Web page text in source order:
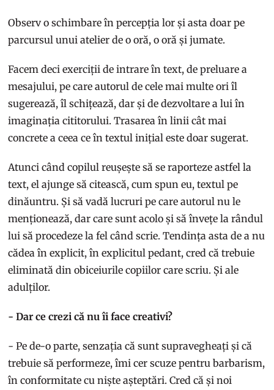
Observ o schimbare în percepția lor și asta doar pe
parcursul unui atelier de o oră, o oră și jumate.
Facem deci exerciții de intrare în text, de preluare a
mesajului, pe care autorul de cele mai multe ori îl
sugerează, îl schițează, dar și de dezvoltare a lui în
imaginația cititorului. Trasarea în linii cât mai
concrete a ceea ce în textul inițial este doar sugerat.
Atunci când copilul reușește să se raporteze astfel la
text, el ajunge să citească, cum spun eu, textul pe
dinăuntru. Și să vadă lucruri pe care autorul nu le
menționează, dar care sunt acolo și să învețe la rândul
lui să procedeze la fel când scrie. Tendința asta de a nu
cădea în explicit, în explicitul pedant, cred că trebuie
eliminată din obiceiurile copiilor care scriu. Și ale
adulților.
- Dar ce crezi că nu îi face creativi?
- Pe de-o parte, senzația că sunt supravegheați și că
trebuie să performeze, îmi cer scuze pentru barbarism,
în conformitate cu niște așteptări. Cred că și noi